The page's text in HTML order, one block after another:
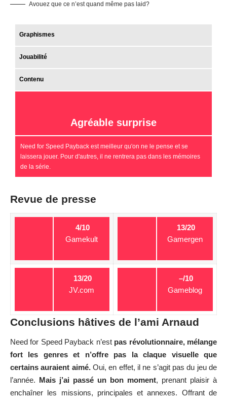
Avouez que ce n’est quand même pas laid?
Graphismes
Jouabilité
Contenu
Agréable surprise
Need for Speed Payback est meilleur qu'on ne le pense et se
laissera jouer. Pour d'autres, il ne rentrera pas dans les mémoires
de la série.
Revue de presse
4/10
Gamekult
13/20
Gamergen
13/20
JV.com
–/10
Gameblog
Conclusions hâtives de l’ami Arnaud
Need for Speed Payback n’est pas révolutionnaire, mélange
fort les genres et n’offre pas la claque visuelle que
certains auraient aimé.Oui, en effet, il ne s’agit pas du jeu de
l’année. Mais j’ai passé un bon moment, prenant plaisir à
enchaîner les missions, principales et annexes. Offrant de